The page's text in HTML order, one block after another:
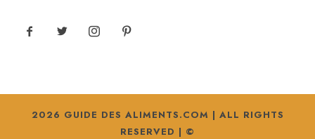
2026 GUIDE DES ALIMENTS.COM | ALL RIGHTS
RESERVED | ©